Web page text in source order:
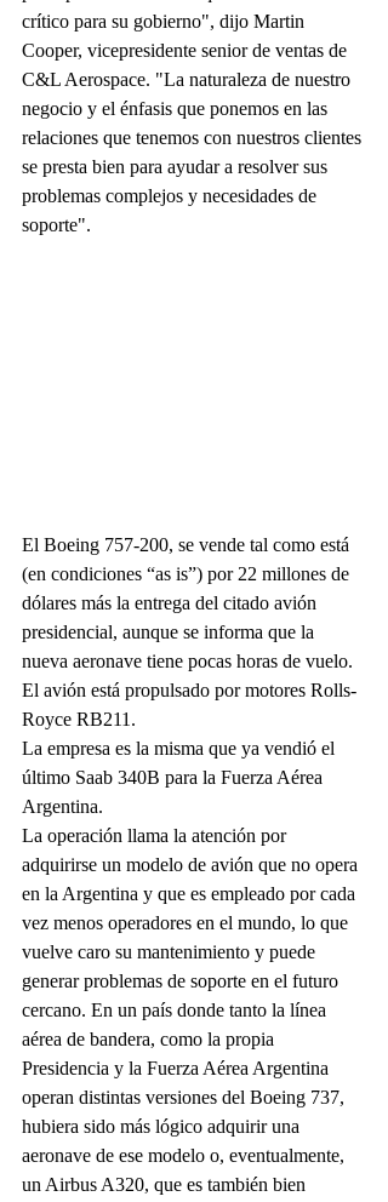
crítico para su gobierno", dijo Martin
Cooper, vicepresidente senior de ventas de
C&L Aerospace. "La naturaleza de nuestro
negocio y el énfasis que ponemos en las
relaciones que tenemos con nuestros clientes
se presta bien para ayudar a resolver sus
problemas complejos y necesidades de
soporte".
El Boeing 757-200, se vende tal como está
(en condiciones “as is”) por 22 millones de
dólares más la entrega del citado avión
presidencial, aunque se informa que la
nueva aeronave tiene pocas horas de vuelo.
El avión está propulsado por motores Rolls-
Royce RB211.
La empresa es la misma que ya vendió el
último Saab 340B para la Fuerza Aérea
Argentina.
La operación llama la atención por
adquirirse un modelo de avión que no opera
en la Argentina y que es empleado por cada
vez menos operadores en el mundo, lo que
vuelve caro su mantenimiento y puede
generar problemas de soporte en el futuro
cercano. En un país donde tanto la línea
aérea de bandera, como la propia
Presidencia y la Fuerza Aérea Argentina
operan distintas versiones del Boeing 737,
hubiera sido más lógico adquirir una
aeronave de ese modelo o, eventualmente,
un Airbus A320, que es también bien